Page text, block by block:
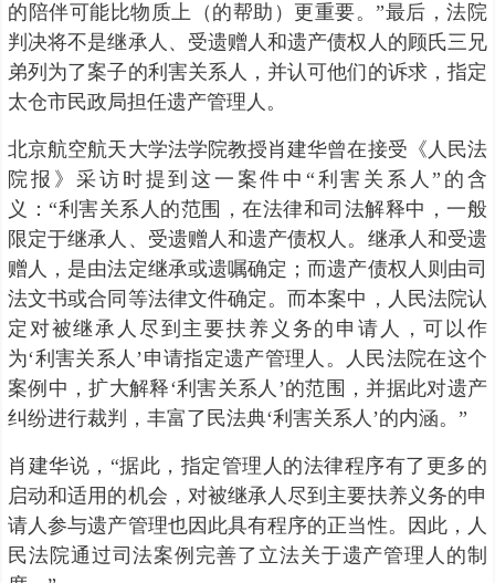
的陪伴可能比物质上（的帮助）更重要。”最后，法院
判决将不是继承人、受遗赠人和遗产债权人的顾氏三兄
弟列为了案子的利害关系人，并认可他们的诉求，指定
太仓市民政局担任遗产管理人。
北京航空航天大学法学院教授肖建华曾在接受《人民法
院报》采访时提到这一案件中“利害关系人”的含
义：“利害关系人的范围，在法律和司法解释中，一般
限定于继承人、受遗赠人和遗产债权人。继承人和受遗
赠人，是由法定继承或遗嘱确定；而遗产债权人则由司
法文书或合同等法律文件确定。而本案中，人民法院认
定对被继承人尽到主要扶养义务的申请人，可以作
为‘利害关系人’申请指定遗产管理人。人民法院在这个
案例中，扩大解释‘利害关系人’的范围，并据此对遗产
纠纷进行裁判，丰富了民法典‘利害关系人’的内涵。”
肖建华说，“据此，指定管理人的法律程序有了更多的
启动和适用的机会，对被继承人尽到主要扶养义务的申
请人参与遗产管理也因此具有程序的正当性。因此，人
民法院通过司法案例完善了立法关于遗产管理人的制